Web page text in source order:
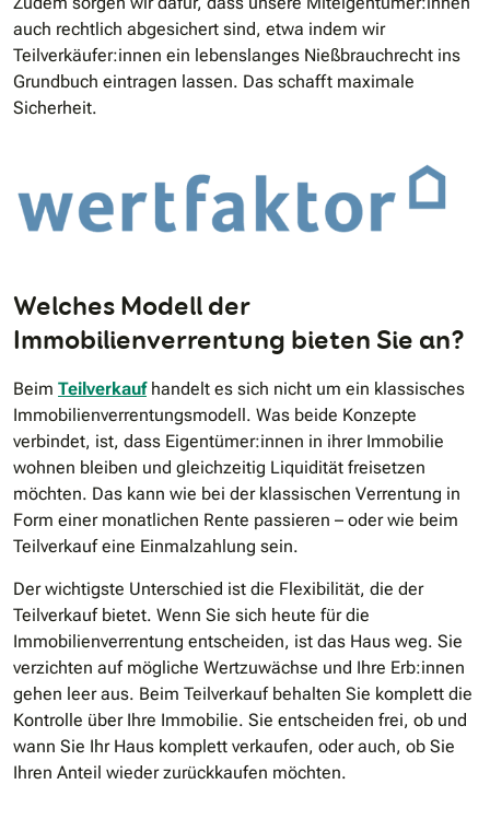
auch rechtlich abgesichert sind, etwa indem wir
Teilverkäufer:innen ein lebenslanges Nießbrauchrecht ins
Grundbuch eintragen lassen. Das schafft maximale
Sicherheit.
Welches Modell der
Immobilienverrentung bieten Sie an?
Beim Teilverkaufhandelt es sich nicht um ein klassisches
Immobilienverrentungsmodell. Was beide Konzepte
verbindet, ist, dass Eigentümer:innen in ihrer Immobilie
wohnen bleiben und gleichzeitig Liquidität freisetzen
möchten. Das kann wie bei der klassischen Verrentung in
Form einer monatlichen Rente passieren – oder wie beim
Teilverkauf eine Einmalzahlung sein.
Der wichtigste Unterschied ist die Flexibilität, die der
Teilverkauf bietet. Wenn Sie sich heute für die
Immobilienverrentung entscheiden, ist das Haus weg. Sie
verzichten auf mögliche Wertzuwächse und Ihre Erb:innen
gehen leer aus. Beim Teilverkauf behalten Sie komplett die
Kontrolle über Ihre Immobilie. Sie entscheiden frei, ob und
wann Sie Ihr Haus komplett verkaufen, oder auch, ob Sie
Ihren Anteil wieder zurückkaufen möchten.